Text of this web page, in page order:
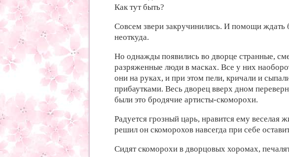
Кактут быть?
Совсем звери закручинились. И помощи ждать
неоткуда.
Но однажды появились во дворце странные,
разряженные люди в масках. Все у них
они на руках, и при этом пели, кричали и
прибаутками. Весь дворец вверх дном
были это бродячие артисты-скоморохи.
Радуется грозный царь, нравится ему веселая
решил он скоморохов навсегда при себе
Сидятскоморохи в дворцовых хоромах,